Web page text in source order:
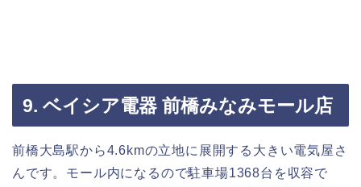
9. ベイシア電器 前橋みなみモール店
前橋大島駅から4.6kmの立地に展開する大きい電気屋さ
んです。モール内になるので駐車場1368台を収容で